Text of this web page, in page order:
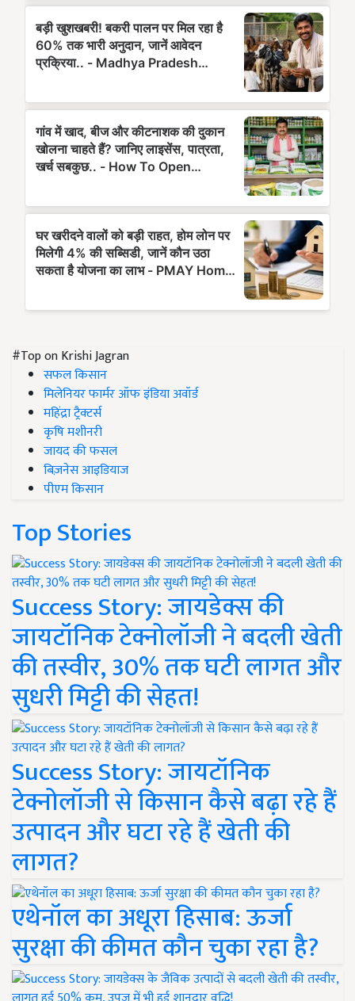
#Top on Krishi Jagran
सफल किसान
मिलेनियर फार्मर ऑफ इंडिया अवॉर्ड
महिंद्रा ट्रैक्टर्स
कृषि मशीनरी
जायद की फसल
बिज़नेस आइडियाज
पीएम किसान
Top Stories
Success Story: जायडेक्स की
जायटॉनिक टेक्नोलॉजी ने बदली खेती
की तस्वीर, 30% तक घटी लागत और
सुधरी मिट्टी की सेहत!
Success Story: जायटॉनिक
टेक्नोलॉजी से किसान कैसे बढ़ा रहे हैं
उत्पादन और घटा रहे हैं खेती की
लागत?
एथेनॉल का अधूरा हिसाब: ऊर्जा
सुरक्षा की कीमत कौन चुका रहा है?